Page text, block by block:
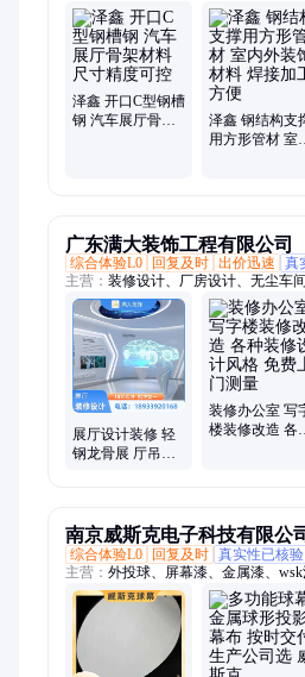
板、支撑圆管、镀锌方管、花纹钢板
压钢板、支架配件、车库大棚、厂房
管、冷弯c型钢、国标z型钢、岩棉夹
芯板、剪折弯加工、彩钢波浪瓦、多
泽鑫 开口C型钢槽
钢 汽车展厅骨架
泽鑫 钢结构支
用方形管材 室
广东满大装饰工程有限公司
综合体验L0
回复及时 出价迅速 真
主营： 装修设计、厂房设计、无尘车
净化车间、装修空间、净化手术室、
写字楼装修、洁净室施工、厂房装修
楼装潢设计、写字楼室内设计、装修
设计、装饰设计、工厂装修、门店装
装修、酒店装修
展厅设计装修 轻
钢龙骨展 厅吊顶
装修办公室 写
楼装修改造 各
南京威斯克电子科技有限公
综合体验L0
回复及时 真实性已核验
主营： 外投球、屏幕漆、金属漆、wsk
幕布漆、穹幕包、金属幕、背投幕、
漆、3d银幕漆、不卷边3d、舞台幕布
幕喷漆、投影幕漆、内投球幕、wsk
划、家用投影